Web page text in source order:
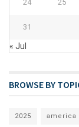
24 25
31
« Jul
BROWSE BY
2025 america